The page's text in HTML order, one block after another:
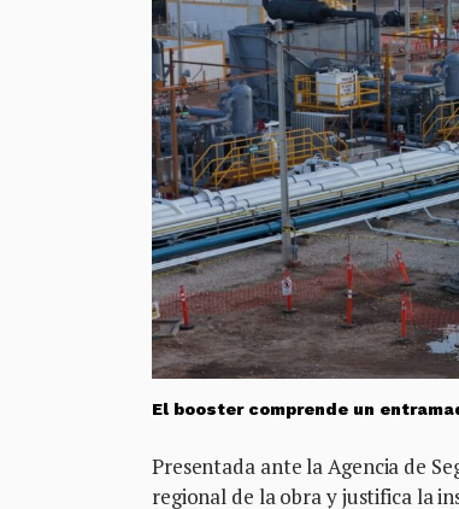
El booster comprende un
Presentada ante la Agencia de
regional de la obra y justifica la